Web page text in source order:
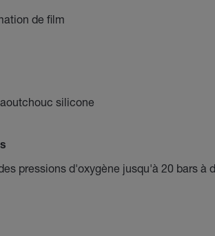
de film
silicone
pressions d'oxygène jusqu'à 20 bars à